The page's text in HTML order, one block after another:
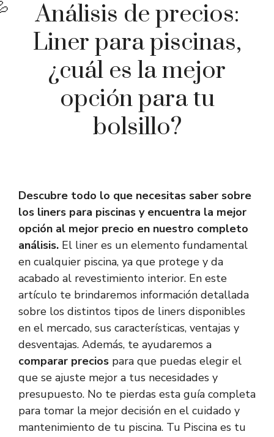
Análisis de precios:
Liner para piscinas,
¿cuál es la mejor
opción para tu
bolsillo?
Descubre todo lo que necesitas saber sobre
los liners para piscinas y encuentra la mejor
opción al mejor precio en nuestro completo
análisis. El liner es un elemento fundamental
en cualquier piscina, ya que protege y da
acabado al revestimiento interior. En este
artículo te brindaremos información detallada
sobre los distintos tipos de liners disponibles
en el mercado, sus características, ventajas y
desventajas. Además, te ayudaremos a
comparar precios para que puedas elegir el
que se ajuste mejor a tus necesidades y
presupuesto. No te pierdas esta guía completa
para tomar la mejor decisión en el cuidado y
mantenimiento de tu piscina. Tu Piscina es tu